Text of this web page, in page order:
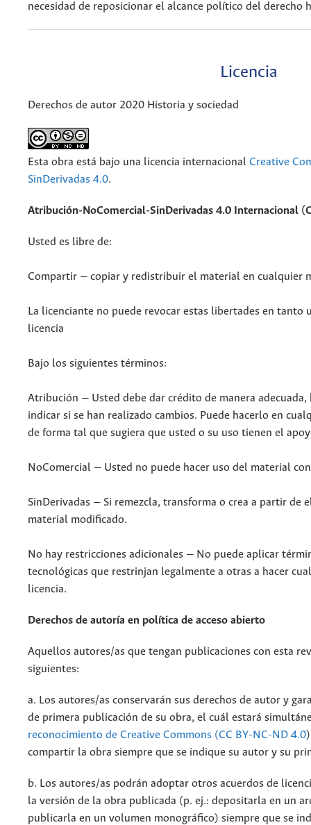
necesidad de reposicionar el alcance político del derecho
Licencia
Derechos de autor 2020 Historia y sociedad
Esta obra está bajo una licencia internacional Creative
SinDerivadas 4.0.
Atribución-NoComercial-SinDerivadas 4.0 Internacional
Usted es libre de:
Compartir — copiar y redistribuir el material en cualquier
La licenciante no puede revocar estas libertades en tanto
licencia
Bajo los siguientes términos:
Atribución — Usted debe dar crédito de manera
indicar si se han realizado cambios. Puede hacerlo en
de forma tal que sugiera que usted o su uso tienen el
NoComercial — Usted no puede hacer uso del material
SinDerivadas — Si remezcla, transforma o crea a partir
material modificado.
No hay restricciones adicionales — No puede aplicar
tecnológicas que restrinjan legalmente a otras a hacer
licencia.
Derechos de autoría en política de acceso abierto
Aquellos autores/as que tengan publicaciones con esta
siguientes:
a. Los autores/as conservarán sus derechos de autor y
de primera publicación de su obra, el cuál estará
reconocimiento de Creative Commons (CC BY-NC-ND 4.0
compartir la obra siempre que se indique su autor y su
b. Los autores/as podrán adoptar otros acuerdos de
la versión de la obra publicada (p. ej.: depositarla en un
publicarla en un volumen monográfico) siempre que se